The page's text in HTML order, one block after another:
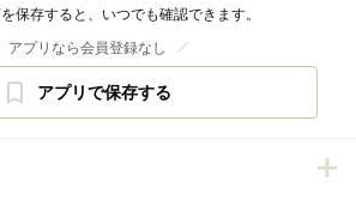
保存すると、いつでも確認できます。
アプリなら会員登録なし
アプリで保存する